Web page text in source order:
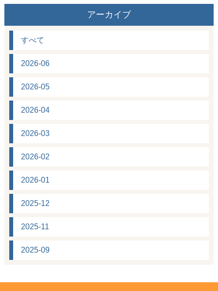
アーカイブ
すべて
2026-06
2026-05
2026-04
2026-03
2026-02
2026-01
2025-12
2025-11
2025-09